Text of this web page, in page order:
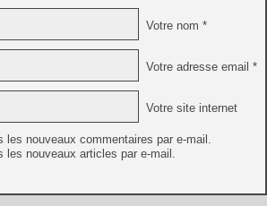
Votre nom *
Votre adresse email *
Votre site internet
les nouveaux commentaires par e-mail.
les nouveaux articles par e-mail.